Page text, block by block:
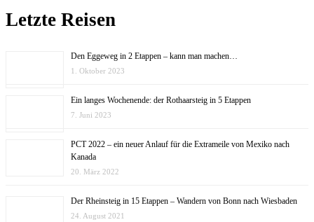
Letzte Reisen
Den Eggeweg in 2 Etappen – kann man machen…
1. Oktober 2023
Ein langes Wochenende: der Rothaarsteig in 5 Etappen
7. Juni 2023
PCT 2022 – ein neuer Anlauf für die Extrameile von Mexiko nach
Kanada
20. März 2022
Der Rheinsteig in 15 Etappen – Wandern von Bonn nach Wiesbaden
24. August 2021